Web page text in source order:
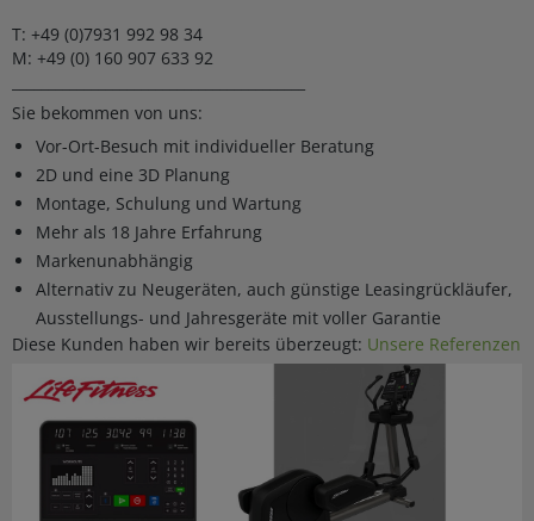
T: +49 (0)7931 992 98 34
M: +49 (0) 160 907 633 92
Sie bekommen von uns:
Vor-Ort-Besuch mit individueller Beratung
2D und eine 3D Planung
Montage, Schulung und Wartung
Mehr als 18 Jahre Erfahrung
Markenunabhängig
Alternativ zu Neugeräten, auch günstige Leasingrückläufer,
Ausstellungs- und Jahresgeräte mit voller Garantie
Diese Kunden haben wir bereits überzeugt: Unsere Referenzen